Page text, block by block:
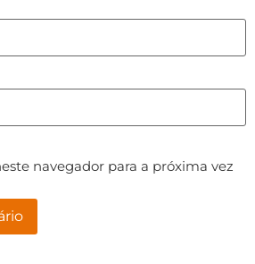
navegador para a próxima vez